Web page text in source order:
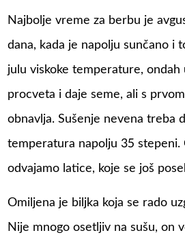
Najbolje vreme za berbu je
dana, kada je napolju sunčano i
julu viskoke temperature, ondah
procveta i daje seme, ali s
obnavlja. Sušenje nevena treba
temperatura napolju 35 stepeni.
odvajamo latice, koje se još
Omiljena je biljka koja se rado
Nije mnogo osetljiv na sušu, on